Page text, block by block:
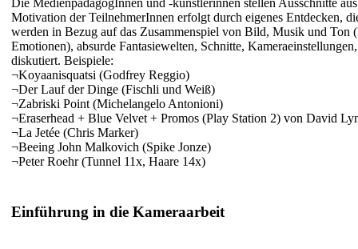
Die MedienpädagogInnen und -künstlerinnen stellen Ausschnitte
Motivation der TeilnehmerInnen erfolgt durch eigenes Entdecken,
werden in Bezug auf das Zusammenspiel von Bild, Musik und Ton
Emotionen), absurde Fantasiewelten, Schnitte,
diskutiert. Beispiele:
¬Koyaanisquatsi (Godfrey Reggio)
¬Der Lauf der Dinge (Fischli und Weiß)
¬Zabriski Point (Michelangelo Antonioni)
¬Eraserhead + Blue Velvet + Promos (Play Station 2) von David
¬La Jetée (Chris Marker)
¬Beeing John Malkovich (Spike Jonze)
¬Peter Roehr (Tunnel 11x, Haare 14x)
Einführung in die Kameraarbeit